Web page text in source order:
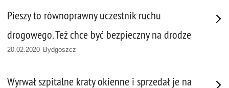
Pieszy to równoprawny uczestnik ruchu
drogowego. Też chce być bezpieczny na drodze
20.02.2020 Bydgoszcz
Wyrwał szpitalne kraty okienne i sprzedał je na